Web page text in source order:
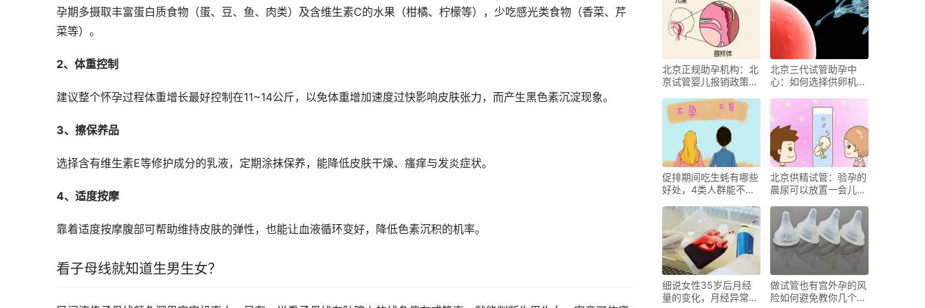
孕期多摄取丰富蛋白质食物（蛋、豆、鱼、肉类）及含维生素C的水果（柑橘、柠檬等），少吃感光类食物（香菜、芹
菜等）。
2、体重控制
建议整个怀孕过程体重增长最好控制在11~14公斤，以免体重增加速度过快影响皮肤张力，而产生黑色素沉淀现象。
3、擦保养品
选择含有维生素E等修护成分的乳液，定期涂抹保养，能降低皮肤干燥、瘙痒与发炎症状。
4、适度按摩
靠着适度按摩腹部可帮助维持皮肤的弹性，也能让血液循环变好，降低色素沉积的机率。
看子母线就知道生男生女？
北京正规助孕机构：北
京试管婴儿报销政策最
合报销标准
北京三代试管助孕中
心：如何选择供卵机构
的圈套？
促排期间吃生蚝有哪些
好处，4类人群能不碰
北京供精试管：验孕的
晨尿可以放置一会儿再
细说女性35岁后月经
量的变化，月经异常要
做试管也有宫外孕的风
险如何避免教你几个技